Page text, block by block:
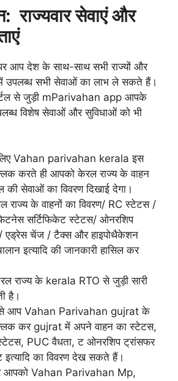
राज्यवार सेवाएं और
पर आप देश के साथ-साथ सभी राज्यों और
उपलब्ध सभी सेवाओं का लाभ ले सकते हैं।
से जुड़ी mParivahan app आपके
विशेष सेवाओं और सुविधाओं को भी
Vahan parivahan kerala इस
करते ही आपको केरल राज्य के वाहन
की सेवाओं का विवरण दिखाई देगा।
राज्य के वाहनों का विवरण/ RC स्टेटस /
सर्टिफिकेट स्टेटस/ ओनरशिप
एड्रेस चेंज / टैक्स और हाइपोथैकेशन
इत्यादि की जानकारी हासिल कर
राज्य के kerala RTO से जुड़ी सारी
है।
से आप Vahan Parivahan gujrat के
कर gujrat में अपने वाहन का स्टेटस,
PUC वैधता, ट ओनरशिप ट्रांसफर
का विवरण देख सकते हैं।
आपको Vahan Parivahan Mp,